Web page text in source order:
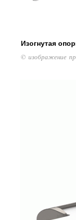
Изогнутая
© изображение